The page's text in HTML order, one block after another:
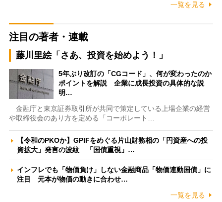
一覧を見る
注目の著者・連載
藤川里絵「さあ、投資を始めよう！」
5年ぶり改訂の「CGコード」、何が変わったのか
ポイントを解説 企業に成長投資の具体的な説
明…
金融庁と東京証券取引所が共同で策定している上場企業の経営
や取締役会のあり方を定める「コーポレート…
【令和のPKOか】GPIFをめぐる片山財務相の「円資産への投
資拡大」発言の波紋 「国債重視」…
インフレでも「物価負け」しない金融商品「物価連動国債」に
注目 元本が物価の動きに合わせ…
一覧を見る